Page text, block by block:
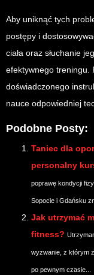
Aby uniknąć tych
postępy i
ciała oraz słuchanie
efektywnego treningu.
doświadczonego
nauce odpowiedniej
Podobne Posty:
Taniec dla
personalny
poprawę kondycji
Sopocie i Gdańsku
Jak utrzymać
fitness?
wyzwanie, z którym
po pewnym czasie...